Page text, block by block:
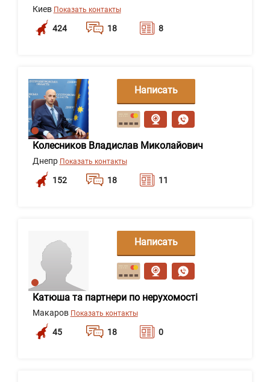
Киев Показать контакты
424 18 8
Колесников Владислав Миколайович
Днепр Показать контакты
152 18 11
Написать
сообщение
Катюша та партнери по нерухомості
Макаров Показать контакты
45 18 0
Написать
сообщение